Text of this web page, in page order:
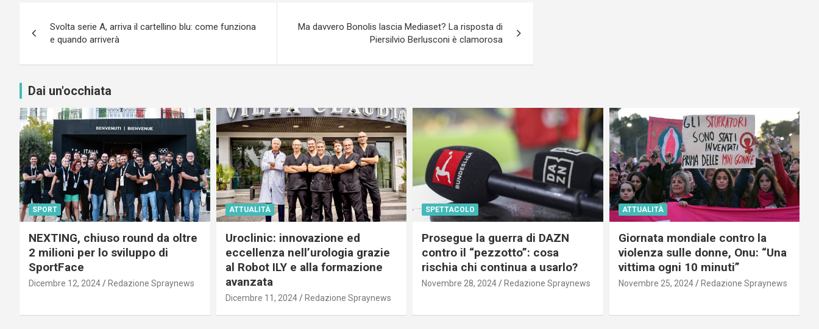
articoli
Svolta serie A, arriva il cartellino blu: come funziona
e quando arriverà
Ma davvero Bonolis lascia Mediaset? La risposta di
Piersilvio Berlusconi è clamorosa
Dai un'occhiata
SPORT
NEXTING, chiuso round da oltre
2 milioni per lo sviluppo di
SportFace
Dicembre 12, 2024 Redazione Spraynews
ATTUALITÀ
Uroclinic: innovazione ed
eccellenza nell’urologia grazie
al Robot ILY e alla formazione
avanzata
Dicembre 11, 2024 Redazione Spraynews
SPETTACOLO
Prosegue la guerra di DAZN
contro il “pezzotto”: cosa
rischia chi continua a usarlo?
Novembre 28, 2024 Redazione Spraynews
ATTUALITÀ
Giornata mondiale contro la
violenza sulle donne, Onu: “Una
vittima ogni 10 minuti”
Novembre 25, 2024 Redazione Spraynews